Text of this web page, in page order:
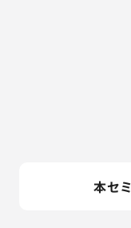
本セ